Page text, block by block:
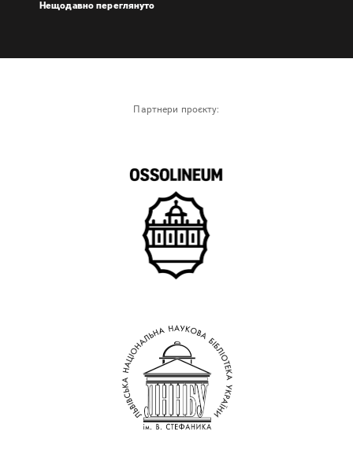
Нещодавно переглянуто
Партнери проєкту: